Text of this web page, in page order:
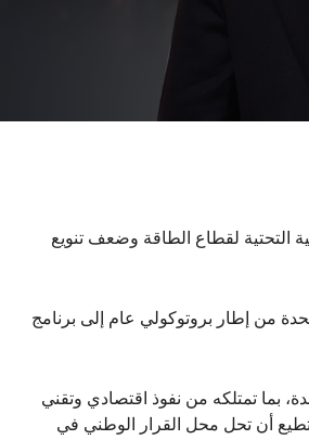
التحتية لقطاع الطاقة وضعف تنويع
من إطار بروتوكولي عام إلى برنامج
بما تمتلكه من نفوذ اقتصادي وتقني
أن تحل محل القرار الوطني في